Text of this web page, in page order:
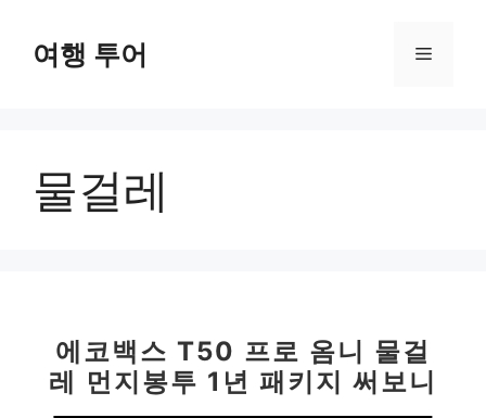
여행 투어 메
물걸레
에코백스 T50 프로 옴니 물걸
레 먼지봉투 1년 패키지 써보니